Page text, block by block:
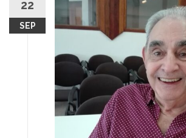
content
22
SEP